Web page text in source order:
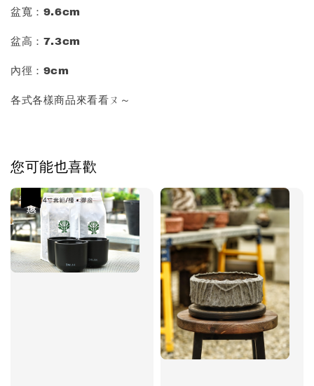
盆寬：9.6cm
盆高：7.3cm
內徑：9cm
各式各樣商品來看看ㄡ～
您可能也喜歡